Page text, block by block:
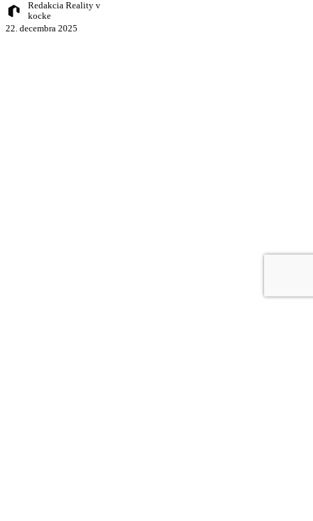
dokonca
pozemok?
Redakcia Reality v
kocke
22. decembra 2025